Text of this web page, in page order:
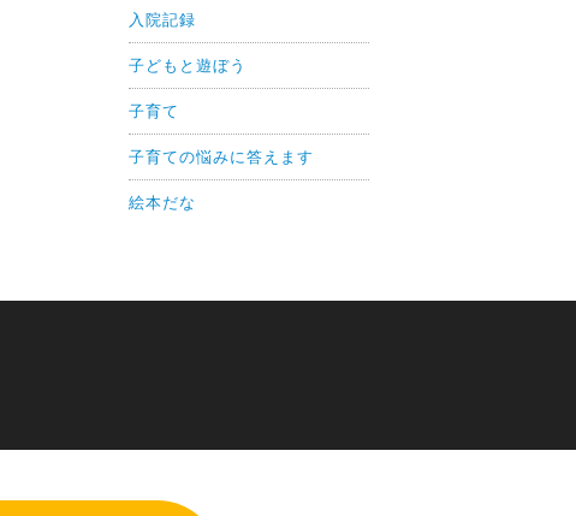
入院記録
子どもと遊ぼう
子育て
子育ての悩みに答えます
絵本だな